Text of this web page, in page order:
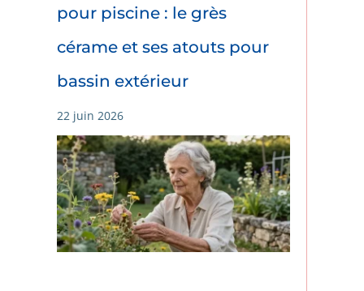
pour piscine : le grès
cérame et ses atouts pour
bassin extérieur
22 juin 2026